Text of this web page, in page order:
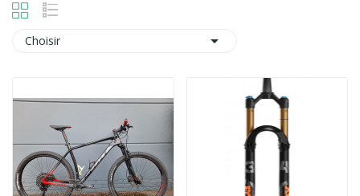
Choisir 